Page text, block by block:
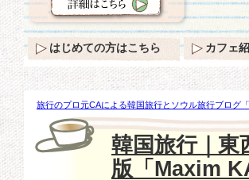
旅行のプロ元CAによる韓国旅行とソウル旅行ブログ
【コンユ】と共に冬限定版「Maxim KANUウィンタ
韓国旅行｜東
版「Maxim
はじめての方はこちら カフェ